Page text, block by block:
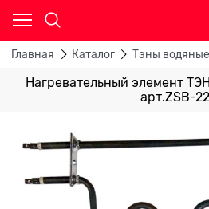
Главная Каталог Тэны
Нагревательный элемент
арт.ZSB-